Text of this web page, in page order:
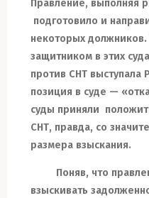
Правление, выполняя
подготовило и
некоторых должников.
защитникомв этих
против СНТ выступала
позиция в суде —
суды приняли
СНТ, правда, со
размера взыскания.
Поняв, что
взыскивать